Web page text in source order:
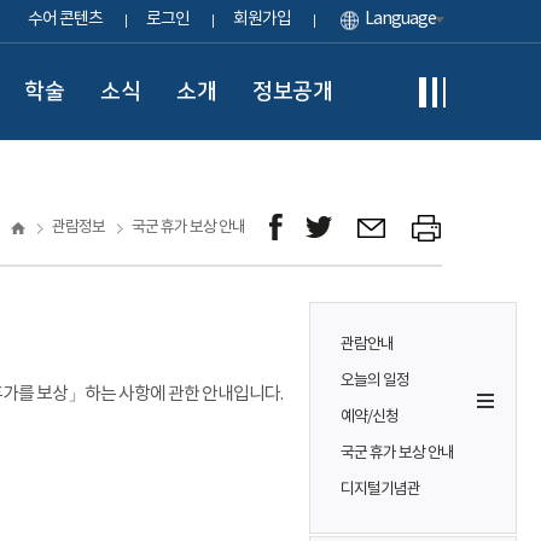
수어 콘텐츠 로그인 회원가입 Language
학술 소식 소개 정보공개
관람안내
오늘의 일정
예약/신청
국군 휴가 보상 안내
디지털기념관
관람정보 국군 휴가 보상 안내
를 보상」하는 사항에 관한 안내입니다.